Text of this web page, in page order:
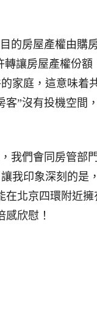
房屋產權由購
轉讓房屋產權份
家庭，這意味着
客”沒有投機空間
們會同房管部
我印象深刻的是
在北京四環附近
欣慰！